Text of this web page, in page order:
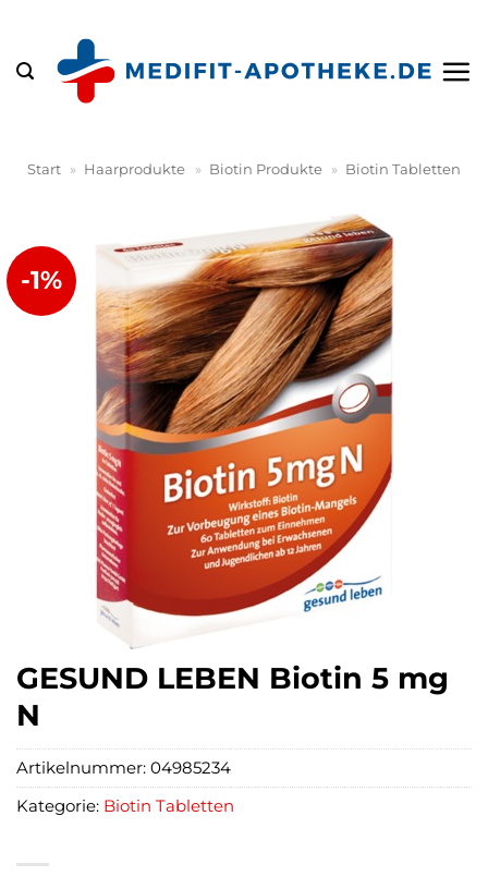
springen
Start » Haarprodukte » Biotin Produkte » Biotin Tabletten
-1%
GESUND LEBEN Biotin 5 mg
N
Artikelnummer: 04985234
Kategorie: Biotin Tabletten